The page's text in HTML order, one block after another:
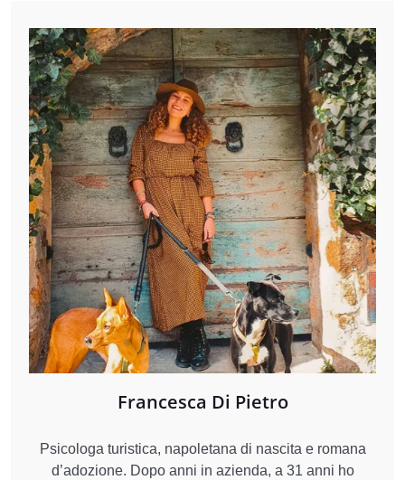
Francesca Di Pietro
Psicologa turistica, napoletana di nascita e romana
d’adozione. Dopo anni in azienda, a 31 anni ho